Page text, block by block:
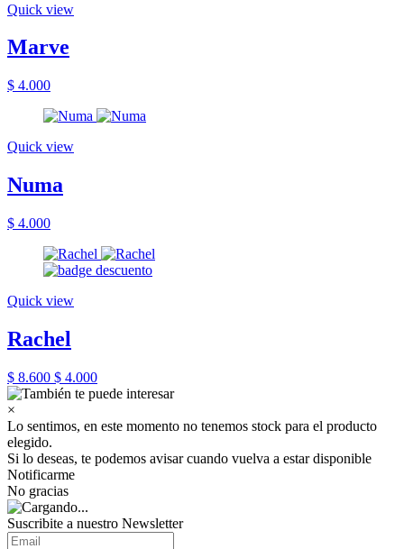
Quick view
Marve
$ 4.000
Quick view
Numa
$ 4.000
Quick view
Rachel
$ 8.600 $ 4.000
×
Lo sentimos, en este momento no tenemos stock para el producto
elegido.
Si lo deseas, te podemos avisar cuando vuelva a estar disponible
Notificarme
No gracias
Suscribite a nuestro Newsletter